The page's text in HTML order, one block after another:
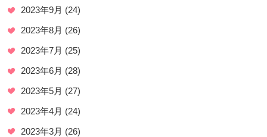
2023年9月 (24)
2023年8月 (26)
2023年7月 (25)
2023年6月 (28)
2023年5月 (27)
2023年4月 (24)
2023年3月 (26)